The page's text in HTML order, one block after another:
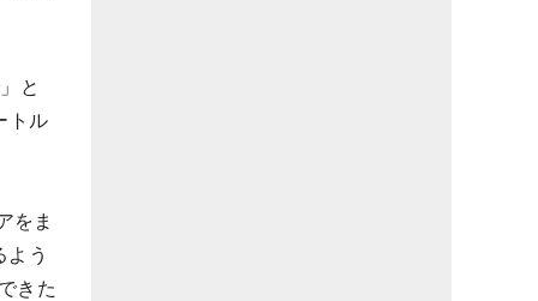
と
トル
をま
う
きた